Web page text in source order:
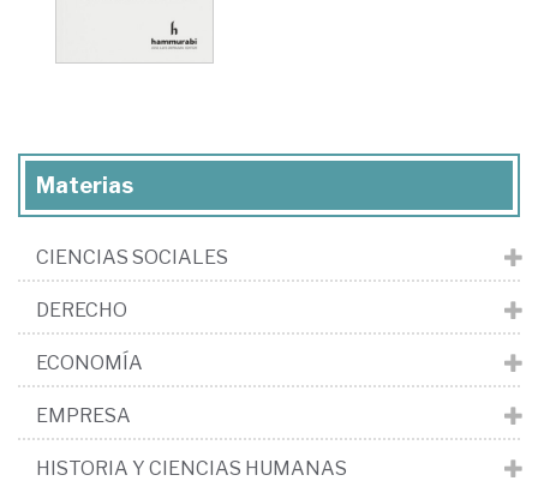
Materias
CIENCIAS SOCIALES
DERECHO
ECONOMÍA
EMPRESA
HISTORIA Y CIENCIAS HUMANAS